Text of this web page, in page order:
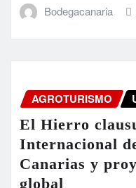
Bodegacanaria
AGROTURISMO
El Hierro
Internacional
Canarias y
global